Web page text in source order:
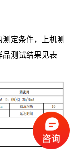
定条件，上机测
品测试结果见表